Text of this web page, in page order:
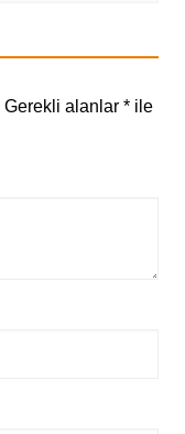
Gerekli alanlar *ile